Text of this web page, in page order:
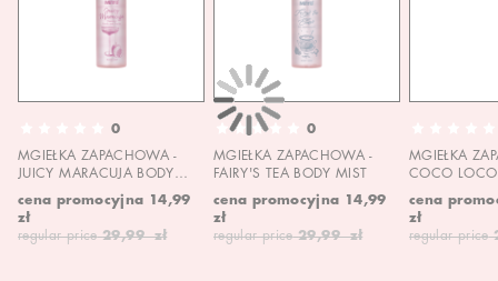
0
MGIEŁKA ZAPACHOWA -
JUICY MARACUJA BODY
cena promocyjna 14,99
zł
regular price 29,99 zł
0
MGIEŁKA ZAPACHOWA -
FAIRY'S TEA BODY MIST
cena promocyjna 14,99
zł
regular price 29,99 zł
MGIEŁKA
COCO
cena
zł
regular price